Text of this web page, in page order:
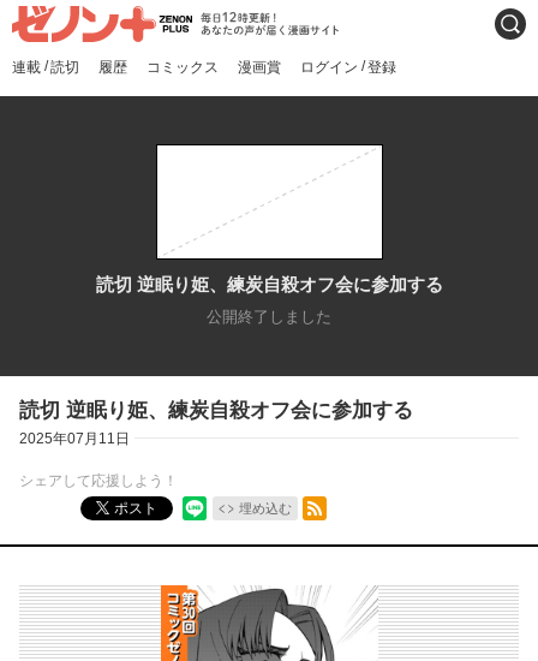
ゼノンプラス
毎日12時更新！あなたの声
が届く漫画サイト
連載 /読切 履歴 コミックス 漫画賞 ログイン /登録
検索
読切 逆眠り姫、練炭自殺オフ会に参加する
公開終了しました
読切 逆眠り姫、練炭自殺オフ会に参加する
2025年07月11日
シェアして応援しよう！
ポスト
埋め込む
RSSフィード